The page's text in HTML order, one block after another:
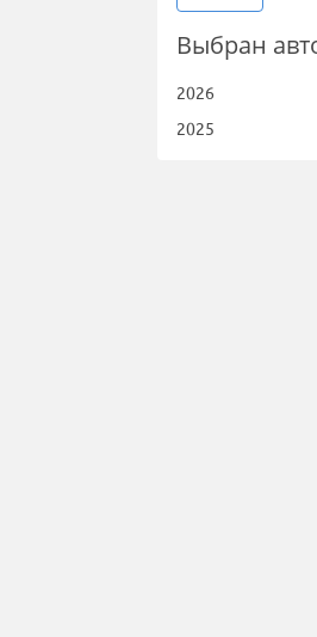
Выбран
2026
2025